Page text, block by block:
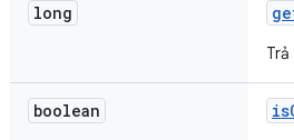
long
boolean is